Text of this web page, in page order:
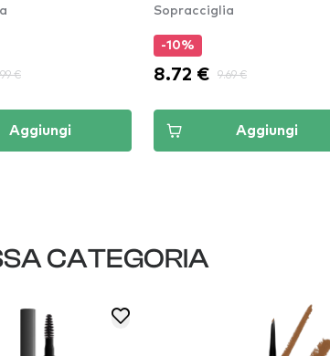
€
Aggiungi
Sopracciglia
-5%
14.24 € 14.99 €
Aggiungi
CATEGORIA